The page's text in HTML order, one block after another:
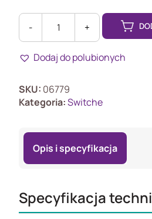
-
TL-
SG2008
TP-
LINK
+
Dodaj do polubionych
SKU: 06779
Kategoria:Switche
Opis i specyfikacja
Specyfikacja